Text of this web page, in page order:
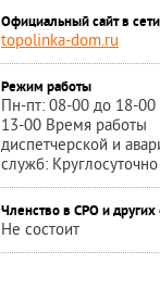
Официальный сайт в
topolinka-dom.ru
Режим работы
Пн-пт: 08-00 до 18-
13-00 Время работы
диспетчерской и
служб: Круглосуточно
Членство в СРО и
Не состоит